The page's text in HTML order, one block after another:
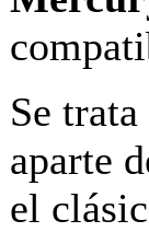
Se
aparte
el